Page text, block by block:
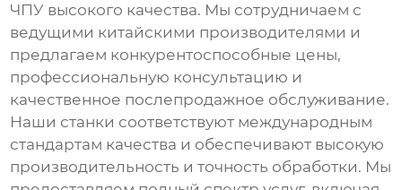
ЧПУ высокого качества. Мы сотрудничаем с
ведущими китайскими производителями и
предлагаем конкурентоспособные цены,
профессиональную консультацию и
качественное послепродажное обслуживание.
Наши станки соответствуют международным
стандартам качества и обеспечивают высокую
производительность и точность обработки. Мы